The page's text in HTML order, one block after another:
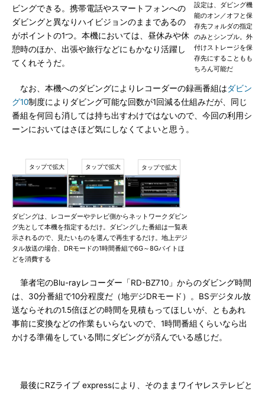
設定は、ダビング機
能のオン／オフと保
存先フォルダの指定
のみとシンプル。外
付けストレージを保
存先にすることもも
ちろん可能だ
ビングできる。携帯電話やスマートフォンへの
ダビングと異なりハイビジョンのままであるの
がポイントの1つ。本機においては、昼休みや休
憩時のほか、出張や旅行などにもかなり活躍し
てくれそうだ。
なお、本機へのダビングによりレコーダーの録画番組はダビン
グ10制度によりダビング可能な回数が1回減る仕組みだが、同じ
番組を何回も消しては持ち出すわけではないので、今回の利用シ
ーンにおいてはさほど気にしなくてよいと思う。
ダビングは、レコーダーやテレビ側からネットワークダビン
グ先として本機を指定するだけ。ダビングした番組は一覧表
示されるので、見たいものを選んで再生するだけ。地上デジ
タル放送の場合、DRモードの1時間番組で6G～8Gバイトほ
どを消費する
筆者宅のBlu-rayレコーダー「RD-BZ710」からのダビング時間
は、30分番組で10分程度だ（地デジDRモード）。BSデジタル放
送ならそれの1.5倍ほどの時間を見積もってほしいが、ともあれ
事前に変換などの作業もいらないので、1時間番組くらいなら出
かける準備をしている間にダビングが済んでいる感じだ。
最後にRZライブ expressにより、そのままワイヤレステレビと